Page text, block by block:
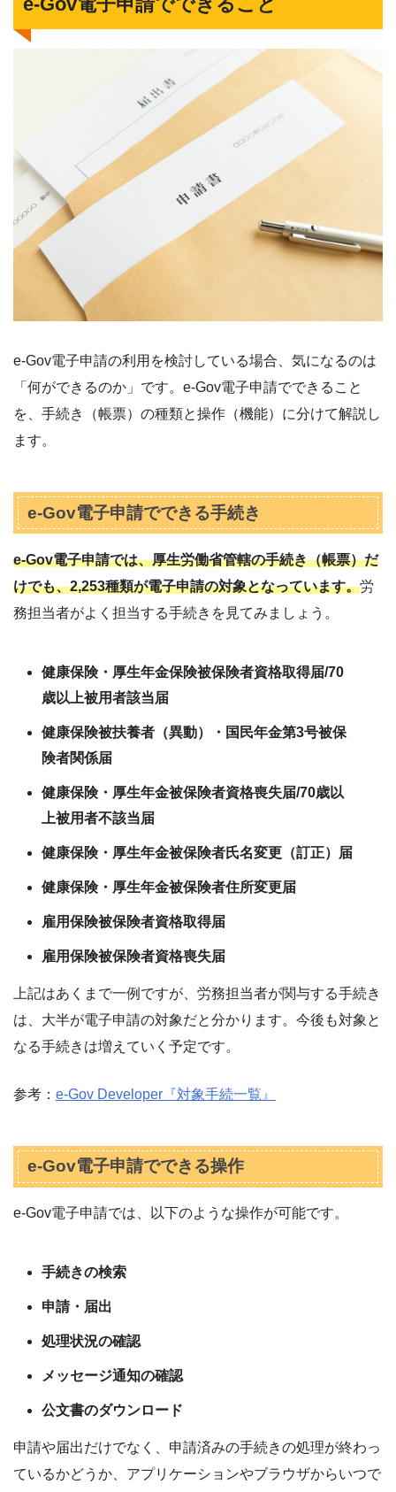
e-Gov電子申請の利用を検討している場合、気になるのは
「何ができるのか」です。e-Gov電子申請でできること
を、手続き（帳票）の種類と操作（機能）に分けて解説し
ます。
e-Gov電子申請でできる手続き
e-Gov電子申請では、厚生労働省管轄の手続き（帳票）だ
けでも、2,253種類が電子申請の対象となっています。労
務担当者がよく担当する手続きを見てみましょう。
健康保険・厚生年金保険被保険者資格取得届/70
歳以上被用者該当届
健康保険被扶養者（異動）・国民年金第3号被保
険者関係届
健康保険・厚生年金被保険者資格喪失届/70歳以
上被用者不該当届
健康保険・厚生年金被保険者氏名変更（訂正）届
健康保険・厚生年金被保険者住所変更届
雇用保険被保険者資格取得届
雇用保険被保険者資格喪失届
上記はあくまで一例ですが、労務担当者が関与する手続き
は、大半が電子申請の対象だと分かります。今後も対象と
なる手続きは増えていく予定です。
参考： e-Gov Developer『対象手続一覧』
e-Gov電子申請でできる操作
e-Gov電子申請では、以下のような操作が可能です。
手続きの検索
申請・届出
処理状況の確認
メッセージ通知の確認
公文書のダウンロード
申請や届出だけでなく、申請済みの手続きの処理が終わっ
ているかどうか、アプリケーションやブラウザからいつで